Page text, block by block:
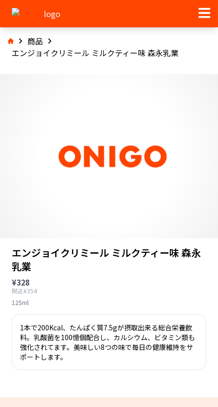
商品
エンジョイクリミール ミルクティー味 森永乳業
エンジョイクリミール ミルクティー味 森永
乳業
¥328
税込¥354
125ml
1本で200Kcal、たんぱく質7.5gが摂取出来る総合栄養飲
料。乳酸菌を100憶個配合し、カルシウム、ビタミン類も
強化されてます。美味しい8つの味で毎日の健康維持をサ
ポートします。